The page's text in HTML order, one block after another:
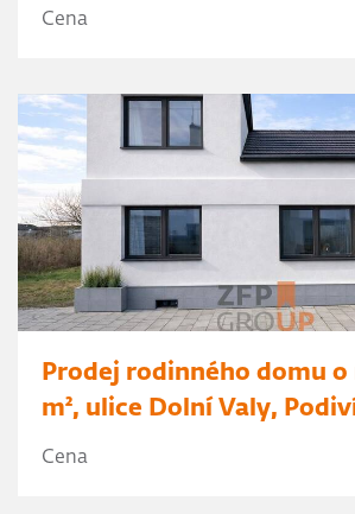
Cena
Prodej rodinného domu o
m², ulice Dolní Valy,
Cena